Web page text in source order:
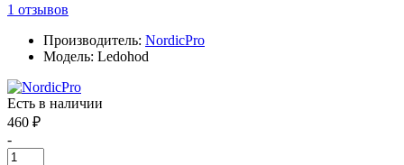
1 отзывов
Производитель: NordicPro
Модель: Ledohod
Есть в наличии
460 ₽
-